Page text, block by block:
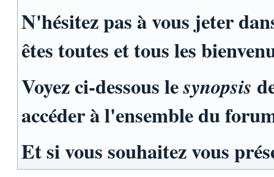
N'hésitez pas à vous jeter
êtes toutes et tous les
Voyez ci-dessous lesynopsis
accéder à l'ensemble du
Et si vous souhaitez vous